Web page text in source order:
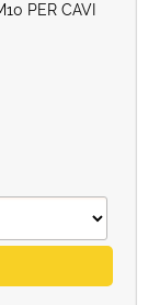
PER CAVI